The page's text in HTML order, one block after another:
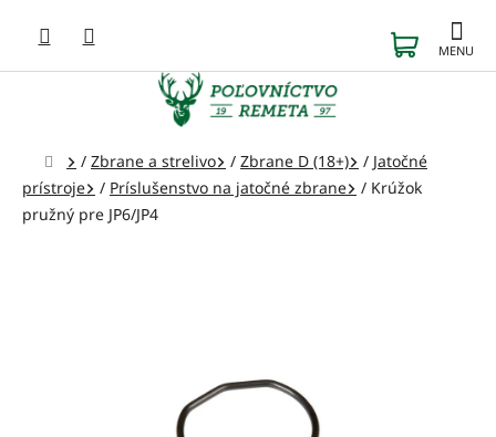
obsah
KOŠÍK
Domov
/ Zbrane a strelivo / Zbrane D (18+) / Jatočné
prístroje
/ Príslušenstvo na jatočné zbrane / Krúžok
pružný pre JP6/JP4